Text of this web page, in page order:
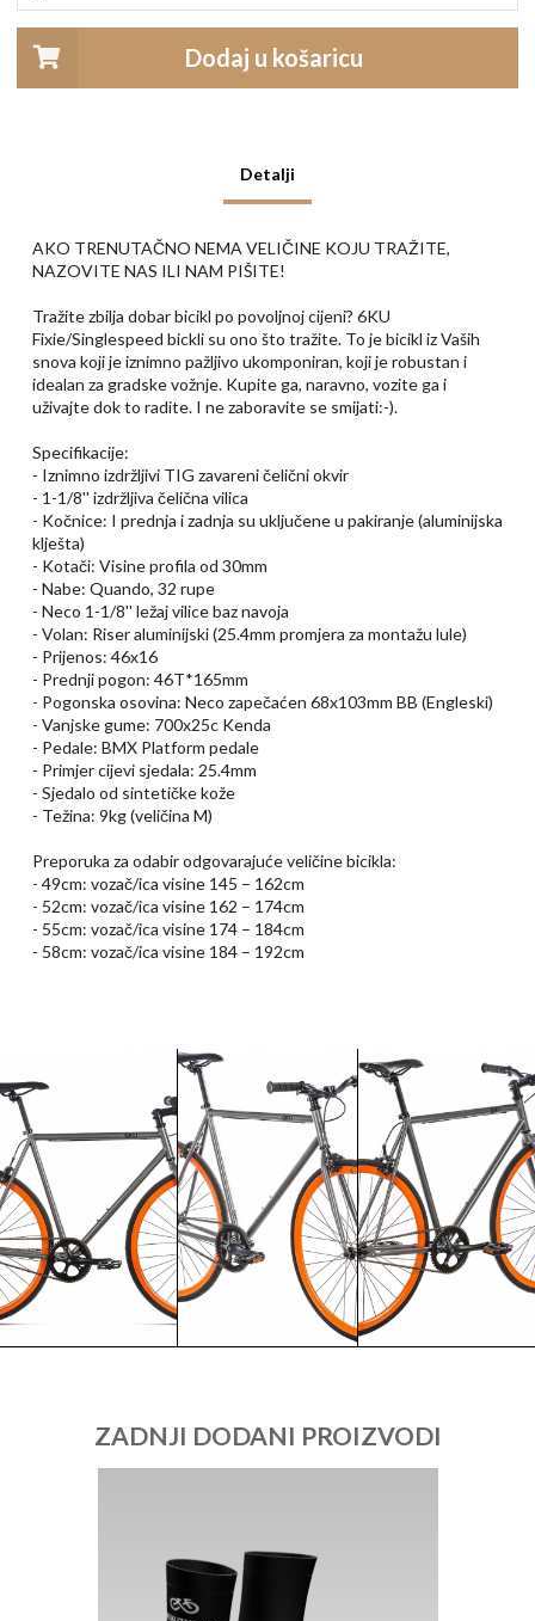
Dodaj u košaricu
Detalji
AKO TRENUTAČNO NEMA VELIČINE KOJU TRAŽITE,
NAZOVITE NAS ILI NAM PIŠITE!
Tražite zbilja dobar bicikl po povoljnoj cijeni? 6KU
Fixie/Singlespeed bickli su ono što tražite. To je bicikl iz Vaših
snova koji je iznimno pažljivo ukomponiran, koji je robustan i
idealan za gradske vožnje. Kupite ga, naravno, vozite ga i
uživajte dok to radite. I ne zaboravite se smijati:-).
Specifikacije:
- Iznimno izdržljivi TIG zavareni čelični okvir
- 1-1/8'' izdržljiva čelična vilica
- Kočnice: I prednja i zadnja su uključene u pakiranje (aluminijska
klješta)
- Kotači: Visine profila od 30mm
- Nabe: Quando, 32 rupe
- Neco 1-1/8'' ležaj vilice baz navoja
- Volan: Riser aluminijski (25.4mm promjera za montažu lule)
- Prijenos: 46x16
- Prednji pogon: 46T*165mm
- Pogonska osovina: Neco zapečaćen 68x103mm BB (Engleski)
- Vanjske gume: 700x25c Kenda
- Pedale: BMX Platform pedale
- Primjer cijevi sjedala: 25.4mm
- Sjedalo od sintetičke kože
- Težina: 9kg (veličina M)
Preporuka za odabir odgovarajuće veličine bicikla:
- 49cm: vozač/ica visine 145 – 162cm
- 52cm: vozač/ica visine 162 – 174cm
- 55cm: vozač/ica visine 174 – 184cm
- 58cm: vozač/ica visine 184 – 192cm
ZADNJI DODANI PROIZVODI